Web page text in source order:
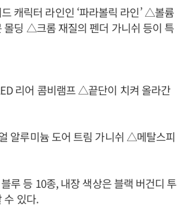
캐릭터 라인인 ‘파라볼릭 라인’ △볼륨
몰딩 △크롬 재질의 펜더 가니쉬 등이 특
리어 콤비램프 △끝단이 치켜 올라간
알루미늄 도어 트림 가니쉬 △메탈스피
루 등 10종, 내장 색상은 블랙 버건디 투
수 있다.